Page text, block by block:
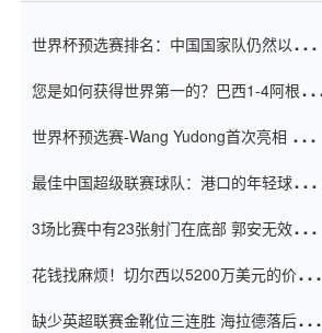
世界杯预选赛排名：中国国家队仍然以6分
您是如何获得世界第一的？巴西1-4阿根
世界杯预选赛-Wang Yudong首次亮相 中国
最佳中国超级联赛球队：港口的年轻球员在
（Taishan）
3场比赛中有23张射门在底部 郭安无效传球
花钱找麻烦！切尔西以5200万美元的价格
窗口
缺少英超联赛金靴位三连胜 海拉德落后6球